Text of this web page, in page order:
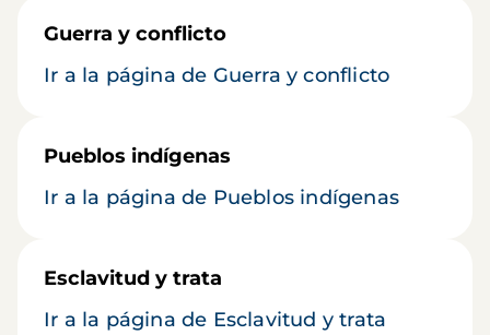
Guerra y conflicto
Ir a la página de Guerra y conflicto
Pueblos indígenas
Ir a la página de Pueblos indígenas
Esclavitud y trata
Ir a la página de Esclavitud y trata